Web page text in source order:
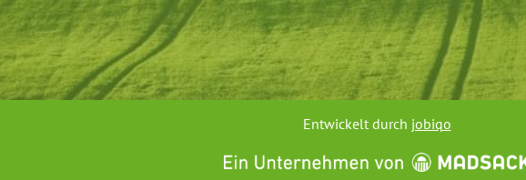
Entwickelt durch jobiqo